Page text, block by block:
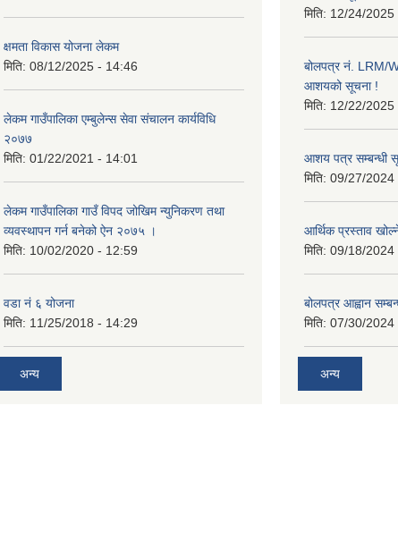
क्षमता विकास योजना लेकम
मिति: 08/12/2025 - 14:46
लेकम गाउँपालिका एम्बुलेन्स सेवा संचालन कार्यविधि
२०७७
मिति: 01/22/2021 - 14:01
लेकम गाउँपालिका गाउँ विपद जोखिम न्युनिकरण तथा
व्यवस्थापन गर्न बनेको ऐन २०७५ ।
मिति: 10/02/2020 - 12:59
वडा नं ६ योजना
मिति: 11/25/2018 - 14:29
अन्य
मिति: 12/24/2025
बोलपत्र नं. LRM/
आशयको सूचना !
मिति: 12/22/2025
आशय पत्र सम्बन्धी
मिति: 09/27/2024
आर्थिक प्रस्ताव
मिति: 09/18/2024
बोलपत्र आह्वान
मिति: 07/30/2024
अन्य